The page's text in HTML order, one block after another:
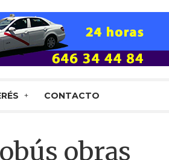
CONTACTO
obras